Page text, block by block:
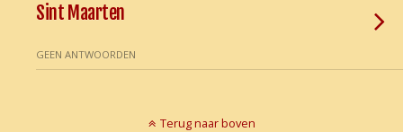
Sint Maarten
GEEN ANTWOORDEN
Terug naar boven